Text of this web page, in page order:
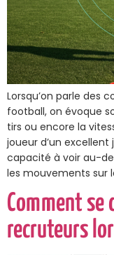
Lorsqu’on parle des
football, on évoque
tirs ou encore la
joueur d’un excellent
capacité à voir au-
les mouvements sur
Comment se
recruteurs